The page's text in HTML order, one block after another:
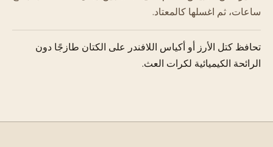
ساعات، ثم اغسلها كالمعتاد.
تحافظ كتل الأرز أو أكياس اللافندر على الكتان طازجًا دون
الرائحة الكيميائية لكرات العث.